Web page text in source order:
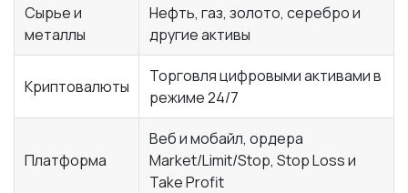
Сырье и
металлы
Нефть, газ, золото, серебро и
другие активы
Криптовалюты
Торговля цифровыми активами в
режиме 24/7
Платформа
Веб и мобайл, ордера
Market/Limit/Stop, Stop Loss и
Take Profit